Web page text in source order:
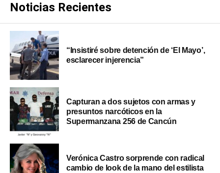
Noticias Recientes
“Insistiré sobre detención de ‘El Mayo’,
esclarecer injerencia”
Capturan a dos sujetos con armas y
presuntos narcóticos en la
Supermanzana 256 de Cancún
Verónica Castro sorprende con radical
cambio de look de la mano del estilista